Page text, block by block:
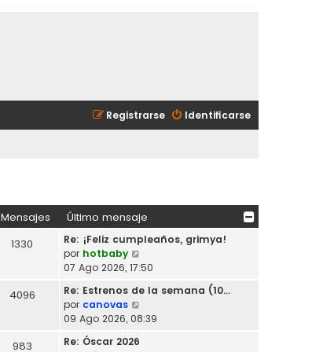
Identificarse
Registrarse
Mensajes Último mensaje
1330
Re: ¡Feliz cumpleaños, grimya!
por hotbaby
e
ú
t
07 Ago 2026, 17:50
4096
Re: Estrenos de la semana (10…
por canovas
e
09 Ago 2026, 08:39
983
Re: Óscar 2026